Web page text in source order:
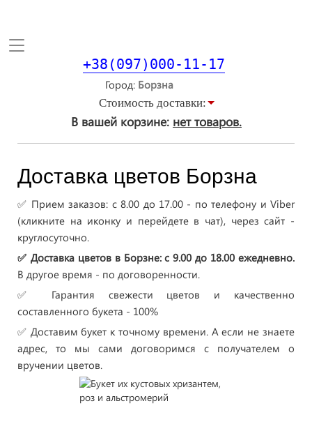
Toggle
+38(097)000-11-17
Город
Стоимость доставки:
В вашей корзине: нет товаров.
Доставка цветов Борзна
✅ Прием заказов: с 8.00 до 17.00 - по телефону и Viber
(кликните на иконку и перейдете в чат), через сайт -
круглосуточно.
✅ Доставка цветов в Борзне: с 9.00 до 18.00 ежедневно.
В другое время - по договоренности.
✅ Гарантия свежести цветов и качественно
составленного букета - 100%
✅ Доставим букет к точному времени. А если не знаете
адрес, то мы сами договоримся с получателем о
вручении цветов.